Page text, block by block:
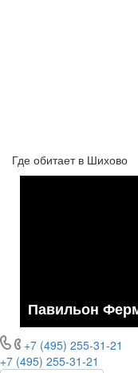
Где обитает в Шихово
Павильон
+7 (495) 255-31-21
+7 (495) 255-31-21